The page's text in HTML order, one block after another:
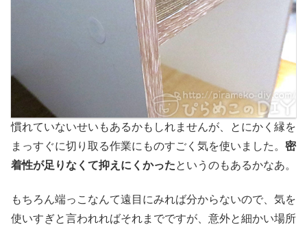
慣れていないせいもあるかもしれませんが、とにかく縁を
まっすぐに切り取る作業にものすごく気を使いました。 密
着性が足りなくて抑えにくかったというのもあるかなあ。
もちろん端っこなんて遠目にみれば分からないので、気を
使いすぎと言われればそれまでですが、意外と細かい場所